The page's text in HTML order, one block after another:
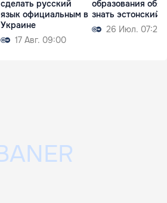
сделать русский
язык официальным в
Украине
17 Авг. 09:00
образования
знать эстонский
26 Июл. 07:29